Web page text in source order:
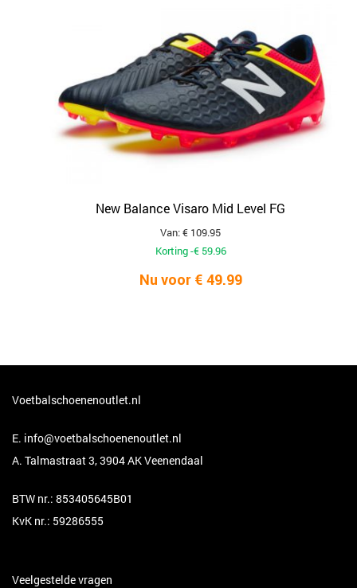
New Balance Visaro Mid Level FG
Van: € 109.95
Korting -€ 59.96
Nu voor € 49.99
Voetbalschoenenoutlet.nl
E. info@voetbalschoenenoutlet.nl
A. Talmastraat 3, 3904 AK Veenendaal
BTW nr.: 853405645B01
KvK nr.: 59286555
Veelgestelde vragen